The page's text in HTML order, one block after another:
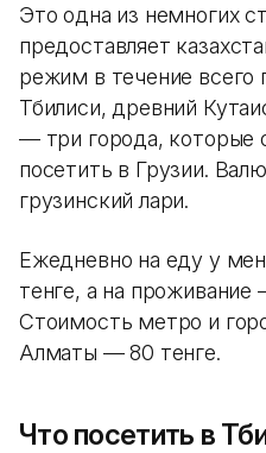
Это одна из немногих
предоставляет
режим в течение всего
Тбилиси, древний
— три города, которые
посетить в Грузии.
грузинский лари.
Ежедневно на еду у
тенге, а на
Стоимость метро и
Алматы — 80 тенге.
Что посетить в